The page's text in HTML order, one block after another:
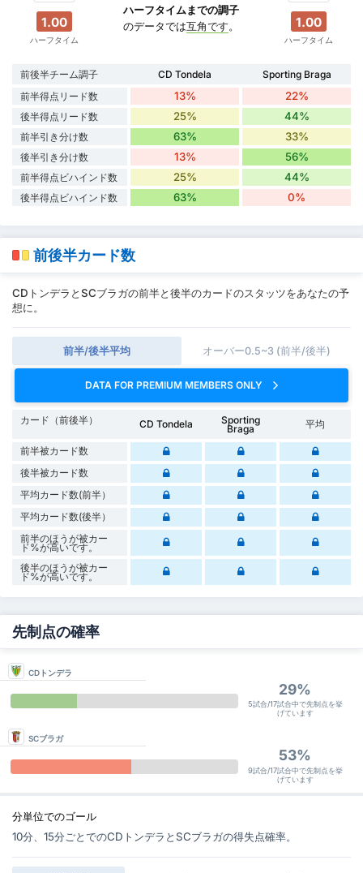
1.00
ハーフタイム
ハーフタイムまでの調子
のデータでは互角です。 1.00
ハーフタイム
前後半チーム調子 CD Tondela
Sporting Braga
前半得点リード数
13% 22%
後半得点リード数 25% 44%
前半引き分け数 63% 33%
後半引き分け数 13% 56%
前半得点ビハインド数 25% 44%
後半得点ビハインド数 63% 0%
前後半カード数
CDトンデラとSCブラガの前半と後半のカードのスタッツをあなたの予
想に。
前半/後半平均 オーバー0.5~3 (前半/後半)
DATA FOR PREMIUM MEMBERS ONLY
カード（前後半） CD Tondela Sporting
Braga 平均
前半被カード数
後半被カード数
平均カード数(前半）
平均カード数(後半）
前半のほうが被カー
ド%が高いです。
後半のほうが被カー
ド%が高いです。
先制点の確率
CDトンデラ
29%
5試合/17試合中で先制点を挙
げています
SCブラガ
53%
9試合/17試合中で先制点を挙
げています
分単位でのゴール
10分、15分ごとでのCDトンデラとSCブラガの得失点確率。